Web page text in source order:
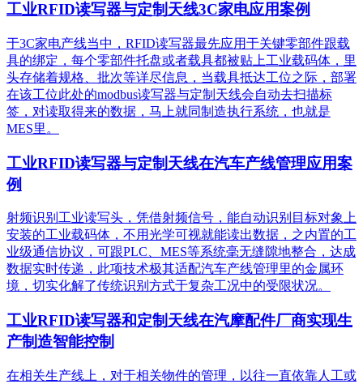
工业RFID读写器与定制天线3C家电应用案例
于3C家电产线当中，RFID读写器最先应用于关键零部件跟载
具的绑定，每个零部件托盘或者载具都被贴上工业载码体，里
头存储着规格、批次等详尽信息，当载具抵达工位之际，部署
在该工位此处的modbus读写器与定制天线会自动去扫描标
签，对读取得来的数据，马上就同制造执行系统，也就是
MES里。
工业RFID读写器与定制天线在汽车产线管理应用案
例
射频识别工业读写头，凭借射频信号，能自动识别目标对象上
安装的工业载码体，不用光学可视就能读出数据，之内置的工
业级通信协议，可跟PLC、MES等系统毫无缝隙地整合，达成
数据实时传递，此项技术极其适配汽车产线管理里的金属环
境，切实化解了传统识别方式于复杂工况中的受限状况。
工业RFID读写器和定制天线在汽摩配件厂商实现生
产制造智能控制
在相关生产线上，对于相关物件的管理，以往一直依靠人工或